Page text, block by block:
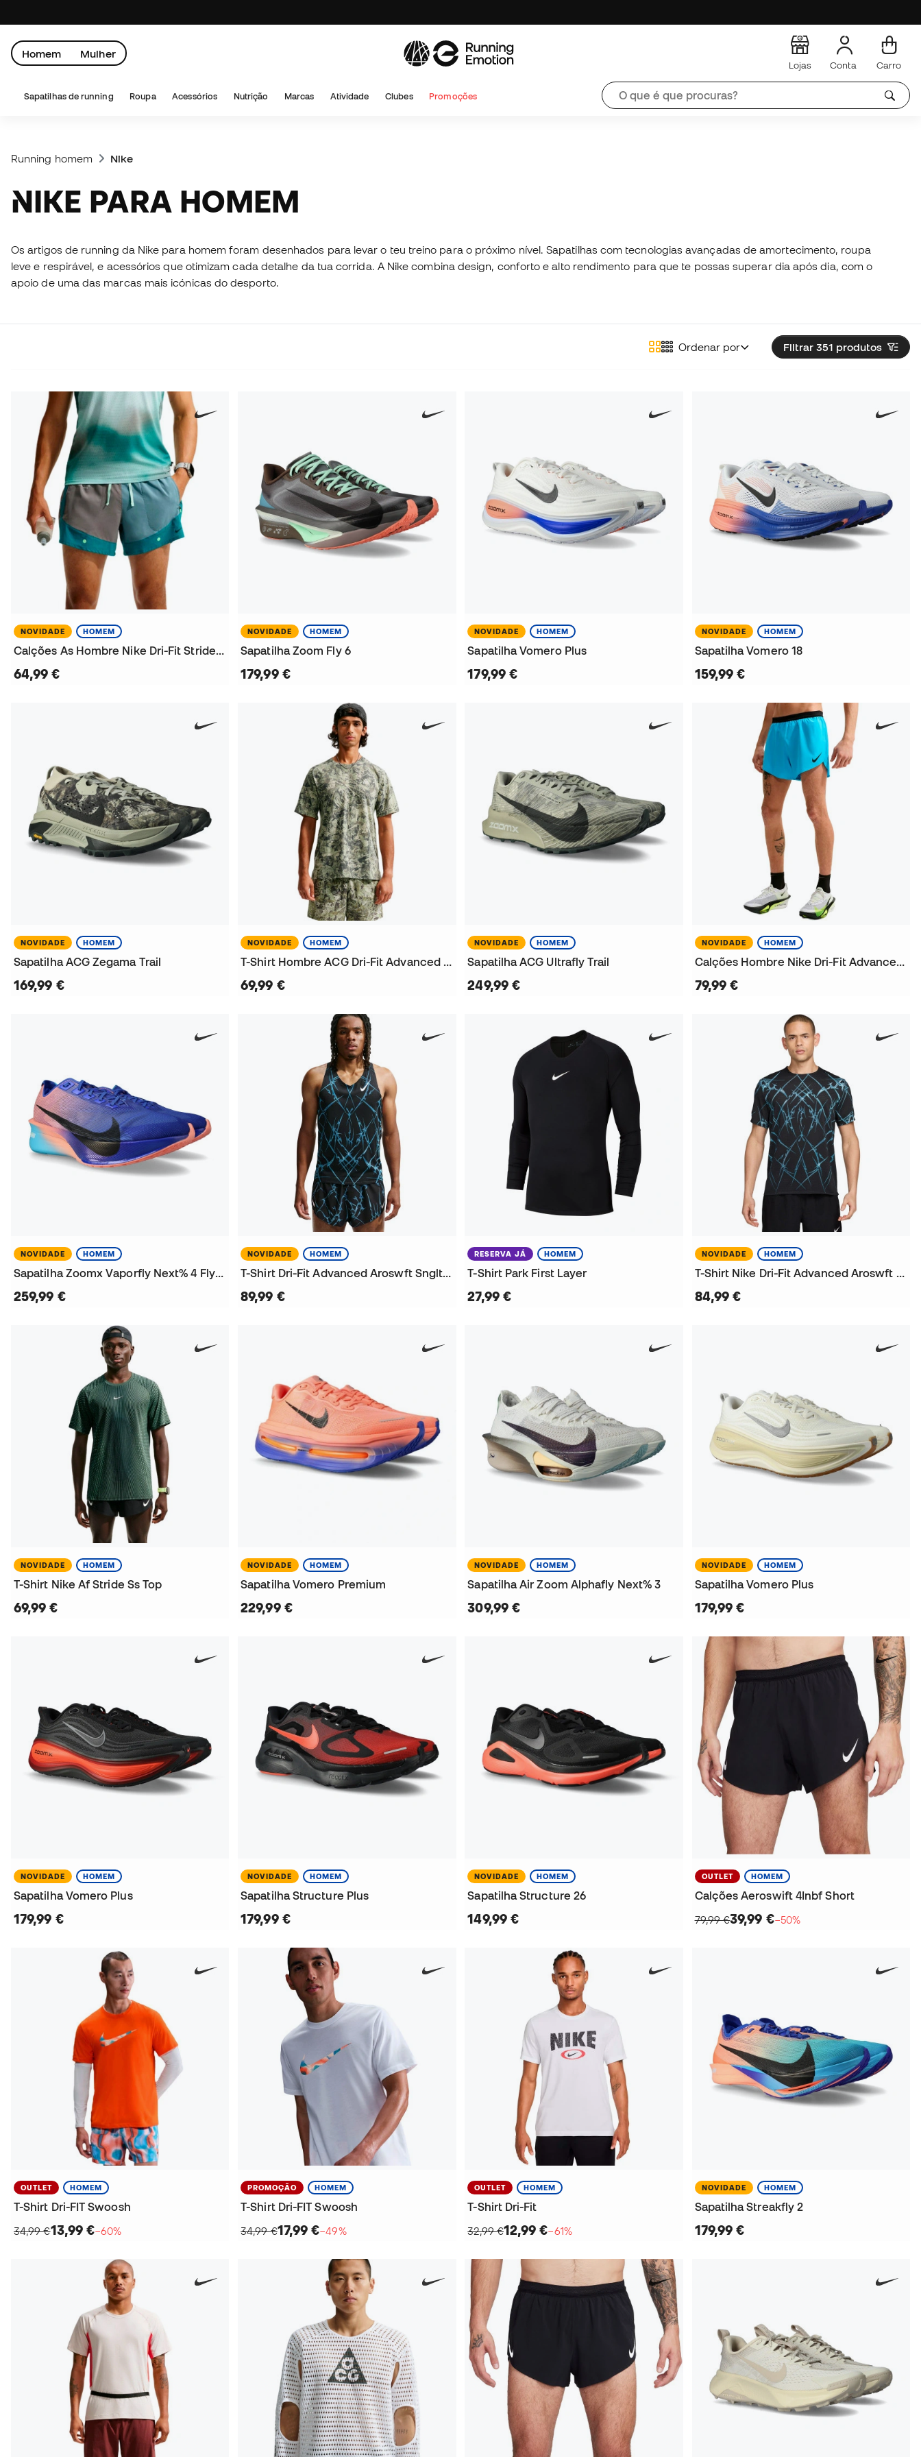
Homem Mulher
Lojas Conta Carro
Sapatilhas de running Roupa Acessórios Nutrição Marcas Atividade Clubes Promoções
Running homem Nike
NIKE PARA HOMEM
Os artigos de running da Nike para homem foram desenhados para levar o teu treino para o próximo nível. Sapatilhas com tecnologias avançadas de amortecimento, roupa
leve e respirável, e acessórios que otimizam cada detalhe da tua corrida. A Nike combina design, conforto e alto rendimento para que te possas superar dia após dia, com o
apoio de uma das marcas mais icónicas do desporto.
Filtrar 351 produtos
Ordenar por
NOVIDADE HOMEM
Calções As Hombre Nike Dri-Fit Stride Nirt Short
64,99 €
NOVIDADE HOMEM
Sapatilha Zoom Fly 6
179,99 €
NOVIDADE HOMEM
Sapatilha Vomero Plus
179,99 €
NOVIDADE HOMEM
Sapatilha Vomero 18
159,99 €
NOVIDADE HOMEM
Sapatilha ACG Zegama Trail
169,99 €
NOVIDADE HOMEM
T-Shirt Hombre ACG Dri-Fit Advanced Solar Chase Ss Aop
69,99 €
NOVIDADE HOMEM
Sapatilha ACG Ultrafly Trail
249,99 €
NOVIDADE HOMEM
Calções Hombre Nike Dri-Fit Advanced Aroswft 4Inbf Short
79,99 €
NOVIDADE HOMEM
Sapatilha Zoomx Vaporfly Next% 4 Flyknit
259,99 €
NOVIDADE HOMEM
T-Shirt Dri-Fit Advanced Aroswft Snglt Aop
89,99 €
RESERVA JÁ HOMEM
T-Shirt Park First Layer
27,99 €
NOVIDADE HOMEM
T-Shirt Nike Dri-Fit Advanced Aroswft Ss Aop
84,99 €
NOVIDADE HOMEM
T-Shirt Nike Af Stride Ss Top
69,99 €
NOVIDADE HOMEM
Sapatilha Vomero Premium
229,99 €
NOVIDADE HOMEM
Sapatilha Air Zoom Alphafly Next% 3
309,99 €
NOVIDADE HOMEM
Sapatilha Vomero Plus
179,99 €
NOVIDADE HOMEM
Sapatilha Vomero Plus
179,99 €
NOVIDADE HOMEM
Sapatilha Structure Plus
179,99 €
NOVIDADE HOMEM
Sapatilha Structure 26
149,99 €
OUTLET HOMEM
Calções Aeroswift 4Inbf Short
79,99 €39,99 €−50%
OUTLET HOMEM
T-Shirt Dri-FIT Swoosh
34,99 €13,99 €−60%
PROMOÇÃO HOMEM
T-Shirt Dri-FIT Swoosh
34,99 €17,99 €−49%
OUTLET HOMEM
T-Shirt Dri-Fit
32,99 €12,99 €−61%
NOVIDADE HOMEM
Sapatilha Streakfly 2
179,99 €